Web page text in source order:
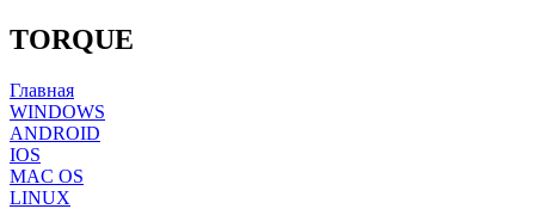
TORQUE
Главная
WINDOWS
ANDROID
IOS
MAC OS
LINUX